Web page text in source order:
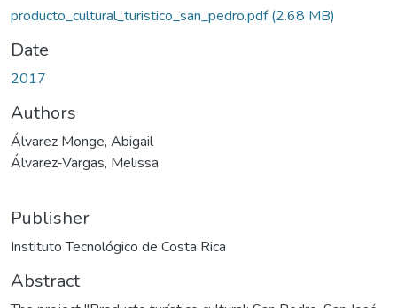
producto_cultural_turistico_san_pedro.pdf(2.68 MB)
Date
2017
Authors
Álvarez Monge, Abigail
Álvarez-Vargas, Melissa
Publisher
Instituto Tecnológico de Costa Rica
Abstract